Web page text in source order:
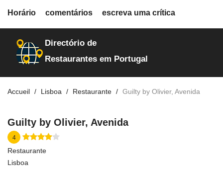
restaurantes
Directório de
Restaurantes em Portugal
Accueil Lisboa Restaurante Guilty by Olivier, Avenida
Guilty by Olivier, Avenida
4
Restaurante
Lisboa
Horário comentários escreva uma crítica